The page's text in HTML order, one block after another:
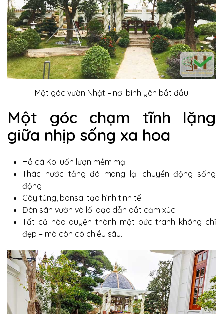
Một góc vườn Nhật – nơi bình yên bắt đầu​
Một góc chạm tĩnh lặng
giữa nhịp sống xa hoa
Hồ cá Koi uốn lượn mềm mại
Thác nước tầng đá mang lại chuyển động sống
động
Cây tùng, bonsai tạo hình tinh tế
Đèn sân vườn và lối dạo dẫn dắt cảm xúc
Tất cả hòa quyện thành một bức tranh không chỉ
đẹp – mà còn có chiều sâu.